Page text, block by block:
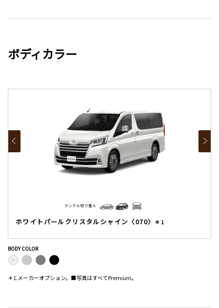
ボディカラー
ホワイトパールクリスタルシャイン〈070〉 ＊1
アングル切り替え
BODY COLOR
＊1.メーカーオプション。■写真はすべてPremium。